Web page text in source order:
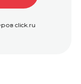
click.ru